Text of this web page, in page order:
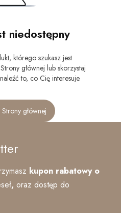
niedostępny
którego szukasz jest
głównej lub skorzystaj
to, co Cię interesuje.
głównej
kupon rabatowy o
, oraz dostęp do